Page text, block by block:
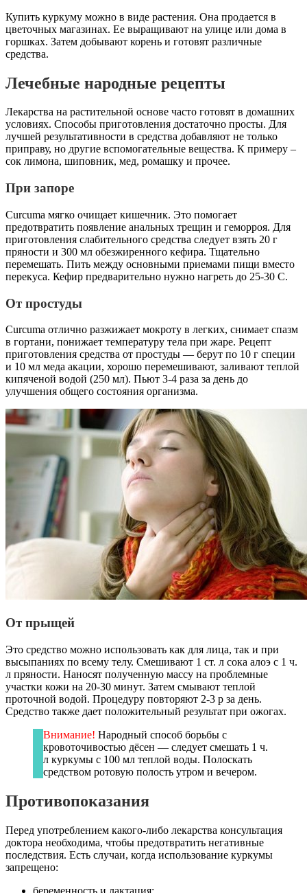
Купить куркуму можно в виде растения. Она продается в
цветочных магазинах. Ее выращивают на улице или дома в
горшках. Затем добывают корень и готовят различные
средства.
Лечебные народные рецепты
Лекарства на растительной основе часто готовят в домашних
условиях. Способы приготовления достаточно просты. Для
лучшей результативности в средства добавляют не только
приправу, но другие вспомогательные вещества. К примеру –
сок лимона, шиповник, мед, ромашку и прочее.
При запоре
Curcuma мягко очищает кишечник. Это помогает
предотвратить появление анальных трещин и геморроя. Для
приготовления слабительного средства следует взять 20 г
пряности и 300 мл обезжиренного кефира. Тщательно
перемешать. Пить между основными приемами пищи вместо
перекуса. Кефир предварительно нужно нагреть до 25-30 С.
От простуды
Curcuma отлично разжижает мокроту в легких, снимает спазм
в гортани, понижает температуру тела при жаре. Рецепт
приготовления средства от простуды — берут по 10 г специи
и 10 мл меда акации, хорошо перемешивают, заливают теплой
кипяченой водой (250 мл). Пьют 3-4 раза за день до
улучшения общего состояния организма.
От прыщей
Это средство можно использовать как для лица, так и при
высыпаниях по всему телу. Смешивают 1 ст. л сока алоэ с 1 ч.
л пряности. Наносят полученную массу на проблемные
участки кожи на 20-30 минут. Затем смывают теплой
проточной водой. Процедуру повторяют 2-3 р за день.
Средство также дает положительный результат при ожогах.
Внимание! Народный способ борьбы с
кровоточивостью дёсен — следует смешать 1 ч.
л куркумы с 100 мл теплой воды. Полоскать
средством ротовую полость утром и вечером.
Противопоказания
Перед употреблением какого-либо лекарства консультация
доктора необходима, чтобы предотвратить негативные
последствия. Есть случаи, когда использование куркумы
запрещено:
беременность и лактация;